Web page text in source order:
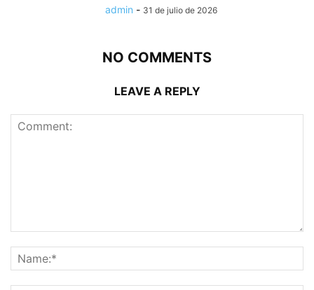
admin - 31 de julio de 2026
NO COMMENTS
LEAVE A REPLY